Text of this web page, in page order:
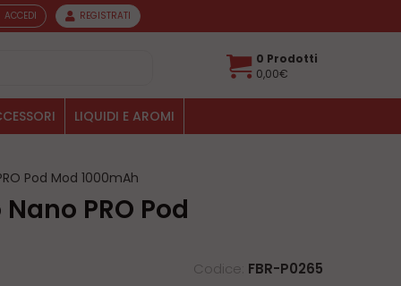
ACCEDI REGISTRATI
0 Prodotti
0,00€
LIQUIDI E AROMI
Pod Mod 1000mAh
Codice: FBR-P0265